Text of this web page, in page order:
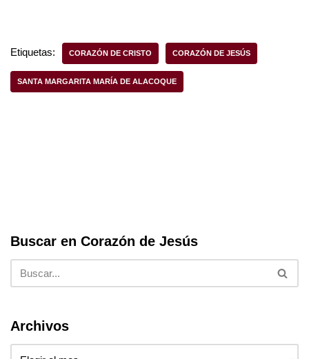
e
b
o
er s
A
p
e
Etiquetas: CORAZÓN DE CRISTO CORAZÓN DE JESÚS
SANTA MARGARITA MARÍA DE ALACOQUE
Buscar en Corazón de Jesús
Archivos